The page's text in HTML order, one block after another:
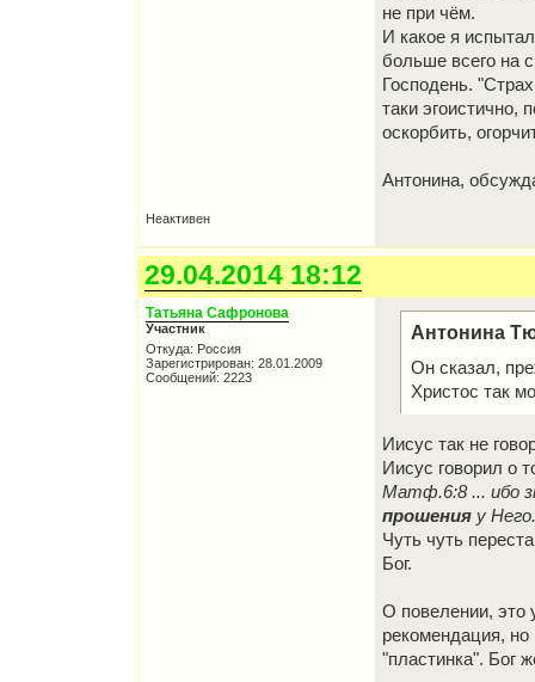
не при чём.
И какое я
больше всего на
Господень.
таки эгоистично,
оскорбить,
Антонина,
Неактивен
29.04.2014 18:12
Татьяна Сафронова
Участник
Откуда: Россия
Зарегистрирован: 28.01.2009
Сообщений: 2223
Антонина
Он сказал,
Христос так
Иисус так не
Иисус говорил о
Матф.6:8 ... ибо
прошения у Него.
Чуть чуть
Бог.
О повелении, это
рекомендация,
"пластинка". Бог